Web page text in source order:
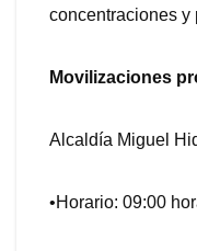
concentraciones y
Movilizaciones
Alcaldía Miguel
•Horario: 09:00